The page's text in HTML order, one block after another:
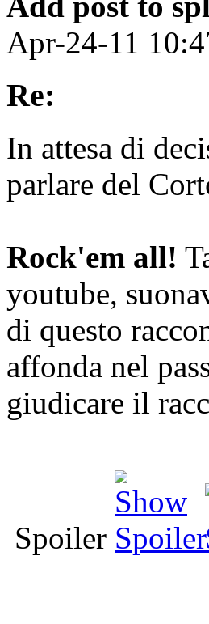
Apr-24-11
Re:
In attesa di
parlare del
Rock'em all!
youtube,
di questo
affonda nel
giudicare il
Spoiler